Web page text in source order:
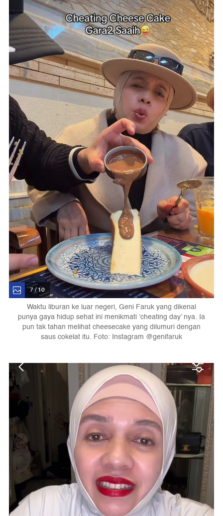
7 / 10
Waktu liburan ke luar negeri, Geni Faruk yang dikenal
punya gaya hidup sehat ini menikmati ‘cheating day’ nya. Ia
pun tak tahan melihat cheesecake yang dilumuri dengan
saus cokelat itu. Foto: Instagram @genifaruk